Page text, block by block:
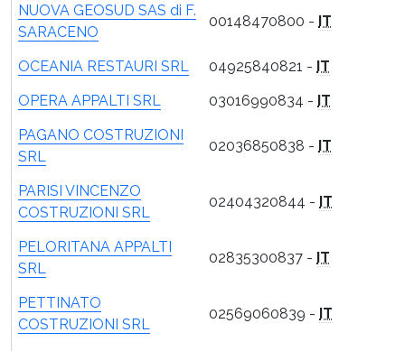
NUOVA GEOSUD SAS di F.
SARACENO
00148470800 - IT
OCEANIA RESTAURI SRL 04925840821 - IT
OPERA APPALTI SRL
03016990834 - IT
PAGANO COSTRUZIONI
SRL
02036850838 - IT
PARISI VINCENZO
COSTRUZIONI SRL
02404320844 - IT
PELORITANA APPALTI
SRL
02835300837 - IT
PETTINATO
COSTRUZIONI SRL
02569060839 - IT